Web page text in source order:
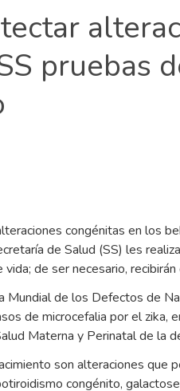
pruebas
congénitas en los
de Salud (SS) les
vida; de ser necesario,
Mundial de los Defectos de
de microcefalia por el zika,
Materna y Perinatal de la
son alteraciones que
congénito,